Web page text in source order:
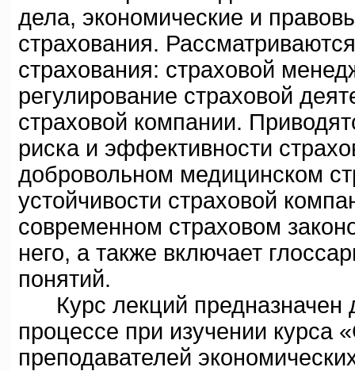
дела, экономические и
страхования.
страхования: страховой
регулирование страховой
страховой компании.
риска и эффективности
добровольном медицинском
устойчивости страховой
современном страховом
него, а также включает
понятий.
Курс лекций предназначен
процессе при изучении курса
преподавателей